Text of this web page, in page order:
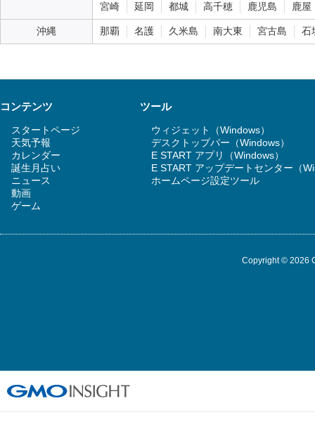
宮崎
延岡 都城 高千穂 鹿児島 鹿屋
沖縄 那覇 名護 久米島 南大東 宮古島 石
コンテンツ
スタートページ
天気予報
カレンダー
誕生月占い
ニュース
動画
ゲーム
ツール
ウィジェット（Windows）
デスクトップバー（Windows）
E START アプリ（Windows）
E START アップデートセンター（
ホームページ設定ツール
Copyright © 2026